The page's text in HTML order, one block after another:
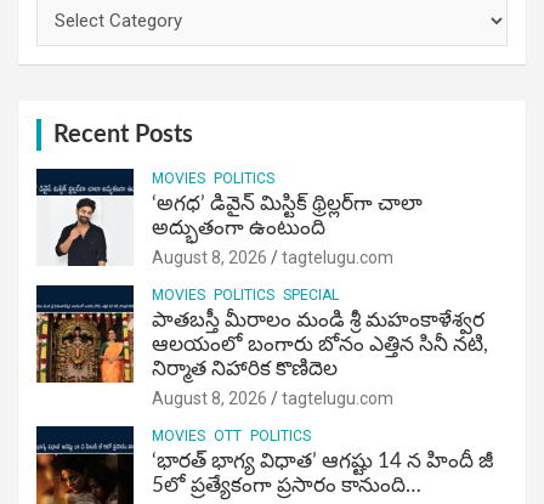
Recent Posts
MOVIES POLITICS
‘అగధ’ డివైన్ మిస్టిక్ థ్రిల్లర్‌గా చాలా
అద్భుతంగా ఉంటుంది
August 8, 2026 tagtelugu.com
MOVIES POLITICS SPECIAL
పాతబస్తీ మీరాలం మండి శ్రీ మహంకాళేశ్వర
ఆలయంలో బంగారు బోనం ఎత్తిన సినీ నటి,
నిర్మాత నిహారిక కొణిదెల
August 8, 2026 tagtelugu.com
MOVIES OTT POLITICS
‘భారత్ భాగ్య విధాత’ ఆగష్టు 14 న హిందీ జీ
5లో ప్రత్యేకంగా ప్రసారం కానుంది…